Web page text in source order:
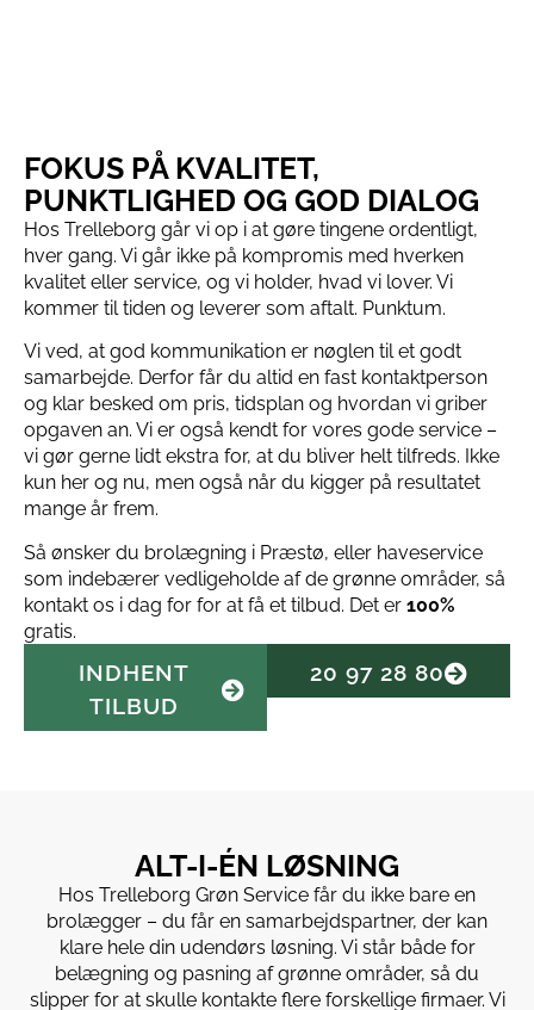
FOKUS PÅ KVALITET,
PUNKTLIGHED OG GOD DIALOG
Hos Trelleborg går vi op i at gøre tingene ordentligt,
hver gang. Vi går ikke på kompromis med hverken
kvalitet eller service, og vi holder, hvad vi lover. Vi
kommer til tiden og leverer som aftalt. Punktum.
Vi ved, at god kommunikation er nøglen til et godt
samarbejde. Derfor får du altid en fast kontaktperson
og klar besked om pris, tidsplan og hvordan vi griber
opgaven an. Vi er også kendt for vores gode service –
vi gør gerne lidt ekstra for, at du bliver helt tilfreds. Ikke
kun her og nu, men også når du kigger på resultatet
mange år frem.
Så ønsker du brolægning i Præstø, eller haveservice
som indebærer vedligeholde af de grønne områder, så
kontakt os i dag for for at få et tilbud. Det er 100%
gratis.
INDHENT
TILBUD
20 97 28 80
ALT-I-ÉN LØSNING
Hos Trelleborg Grøn Service får du ikke bare en
brolægger – du får en samarbejdspartner, der kan
klare hele din udendørs løsning. Vi står både for
belægning og pasning af grønne områder, så du
slipper for at skulle kontakte flere forskellige firmaer. Vi